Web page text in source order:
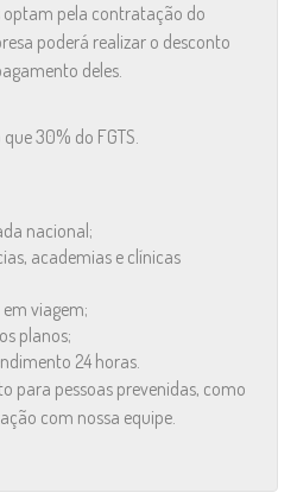
pela contratação do
poderá realizar o desconto
deles.
30% do FGTS.
nacional;
academias e clínicas
viagem;
planos;
24 horas.
para pessoas prevenidas, como
com nossa equipe.